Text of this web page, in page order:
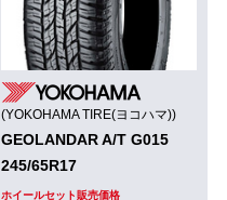
(YOKOHAMA TIRE(ヨコハマ))
GEOLANDAR A/T G015
245/65R17
ホイールセット販売価格